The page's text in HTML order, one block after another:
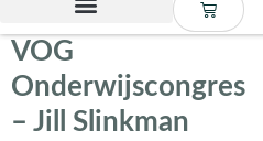
VOG
Onderwijscongres
– Jill Slinkman